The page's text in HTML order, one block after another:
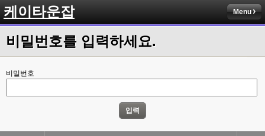
케이타운잡 Menu
비밀번호를 입력하세요.
비밀번호
입력